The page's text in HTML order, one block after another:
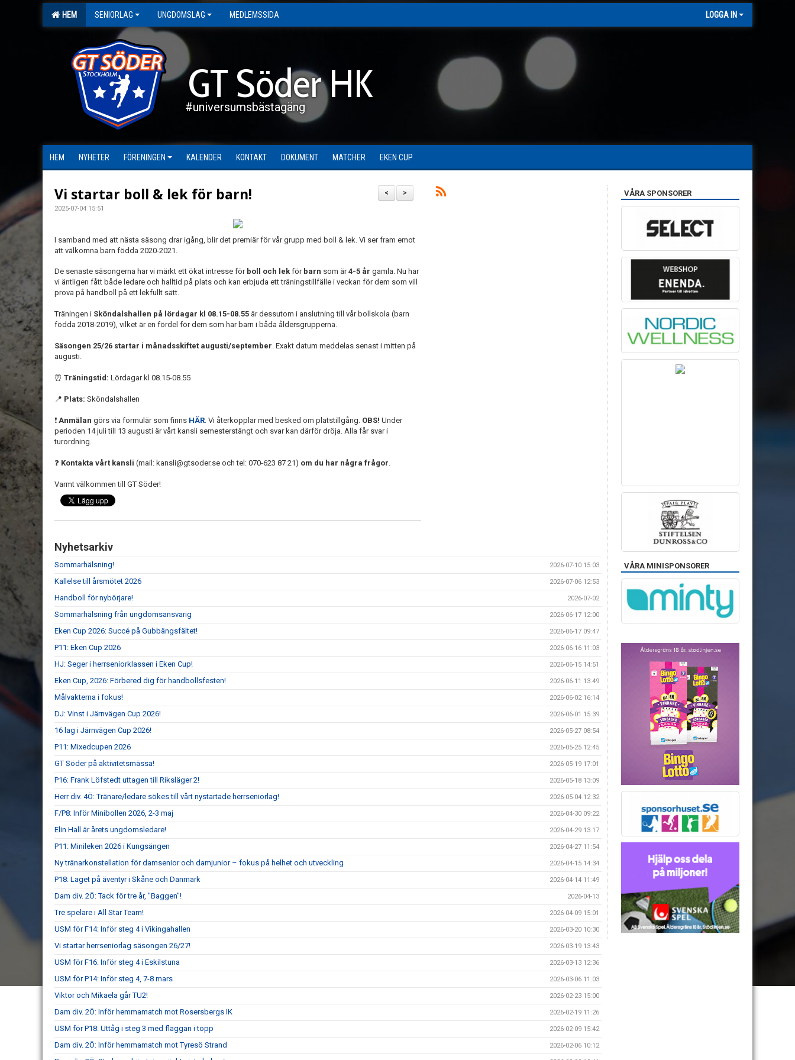
HEM SENIORLAG UNGDOMSLAG MEDLEMSSIDA LOGGA IN
GT Söder HK
#universumsbästagäng
HEM NYHETER FÖRENINGEN KALENDER KONTAKT DOKUMENT MATCHER EKEN CUP
>
<
Vi startar boll & lek för barn!
2025-07-04 15:51
I samband med att nästa säsong drar igång, blir det premiär för vår grupp med boll & lek. Vi ser fram emot
att välkomna barn födda 2020-2021.
De senaste säsongerna har vi märkt ett ökat intresse för boll och lek för barn som är4-5 år gamla. Nu har
vi äntligen fått både ledare och halltid på plats och kan erbjuda ett träningstillfälle i veckan för dem som vill
prova på handboll på ett lekfullt sätt.
Träningen i Sköndalshallen på lördagar kl 08.15-08.55 är dessutom i anslutning till vår bollskola (barn
födda 2018-2019), vilket är en fördel för dem som har barn i båda åldersgrupperna.
Säsongen 25/26 startar i månadsskiftet augusti/september. Exakt datum meddelas senast i mitten på
augusti.
⏰ Träningstid: Lördagar kl 08.15-08.55
📍 Plats: Sköndalshallen
❗ Anmälan görs via formulär som finns HÄR. Vi återkopplar med besked om platstillgång. OBS! Under
perioden 14 juli till 13 augusti är vårt kansli semesterstängt och svar kan därför dröja. Alla får svar i
turordning.
❓ Kontakta vårt kansli (mail: kansli@gtsoder.se och tel: 070-623 87 21) om du har några frågor.
Varmt välkommen till GT Söder!
Nyhetsarkiv
Sommarhälsning! 2026-07-10 15:03
Kallelse till årsmötet 2026 2026-07-06 12:53
Handboll för nybörjare! 2026-07-02
Sommarhälsning från ungdomsansvarig 2026-06-17 12:00
Eken Cup 2026: Succé på Gubbängsfältet! 2026-06-17 09:47
P11: Eken Cup 2026 2026-06-16 11:03
HJ: Seger i herrseniorklassen i Eken Cup! 2026-06-15 14:51
Eken Cup, 2026: Förbered dig för handbollsfesten! 2026-06-11 13:49
Målvakterna i fokus! 2026-06-02 16:14
DJ: Vinst i Järnvägen Cup 2026! 2026-06-01 15:39
16 lag i Järnvägen Cup 2026! 2026-05-27 08:54
P11: Mixedcupen 2026 2026-05-25 12:45
GT Söder på aktivitetsmässa! 2026-05-19 17:01
P16: Frank Löfstedt uttagen till Riksläger 2! 2026-05-18 13:09
Herr div. 4Ö: Tränare/ledare sökes till vårt nystartade herrseniorlag! 2026-05-04 12:32
F/P8: Inför Minibollen 2026, 2-3 maj 2026-04-30 09:22
Elin Hall är årets ungdomsledare! 2026-04-29 13:17
P11: Minileken 2026 i Kungsängen 2026-04-27 11:54
Ny tränarkonstellation för damsenior och damjunior – fokus på helhet och utveckling 2026-04-15 14:34
P18: Laget på äventyr i Skåne och Danmark 2026-04-14 11:49
Dam div. 2Ö: Tack för tre år, "Baggen"! 2026-04-13
Tre spelare i All Star Team! 2026-04-09 15:01
USM för F14: Inför steg 4 i Vikingahallen 2026-03-20 10:30
Vi startar herrseniorlag säsongen 26/27! 2026-03-19 13:43
USM för F16: Inför steg 4 i Eskilstuna 2026-03-13 12:36
USM för P14: Inför steg 4, 7-8 mars 2026-03-06 11:03
Viktor och Mikaela går TU2! 2026-02-23 15:00
Dam div. 2Ö: Inför hemmamatch mot Rosersbergs IK 2026-02-19 11:26
USM för P18: Uttåg i steg 3 med flaggan i topp 2026-02-09 15:42
Dam div. 2Ö: Inför hemmamatch mot Tyresö Strand 2026-02-06 10:12
VÅRA SPONSORER
VÅRA MINISPONSORER